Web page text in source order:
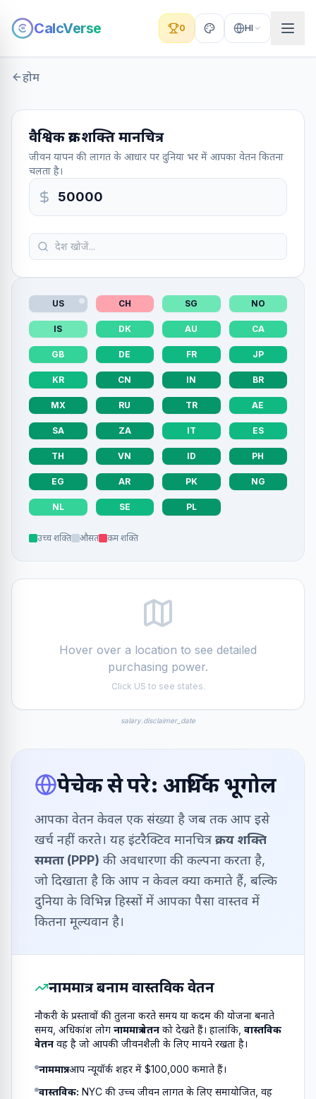
CalcVerse 0 HI
होम
वैश्विक क्रय शक्ति मानचित्र
जीवन यापन की लागत के आधार पर दुनिया भर में आपका वेतन कितना
चलता है।
US CH SG NO
IS DK AU CA
GB DE FR JP
KR CN IN BR
MX RU TR AE
SA ZA IT ES
TH VN ID PH
EG AR PK NG
NL SE PL
उच्च शक्ति औसत कम शक्ति
Hover over a location to see detailed
purchasing power.
Click US to see states.
salary.disclaimer_date
पेचेक से परे: आर्थिक भूगोल
आपका वेतन केवल एक संख्या है जब तक आप इसे
खर्च नहीं करते। यह इंटरैक्टिव मानचित्रक्रय शक्ति
समता (PPP) की अवधारणा की कल्पना करता है,
जो दिखाता है कि आप न केवल क्या कमाते हैं, बल्कि
दुनिया के विभिन्न हिस्सों में आपका पैसा वास्तव में
कितना मूल्यवान है।
नाममात्र बनाम वास्तविक वेतन
नौकरी के प्रस्तावों की तुलना करते समय या कदम की योजना बनाते
समय, अधिकांश लोग नाममात्र वेतन को देखते हैं। हालांकि, वास्तविक
वेतन वह है जो आपकी जीवनशैली के लिए मायने रखता है।
नाममात्र:आप न्यूयॉर्क शहर में $100,000 कमाते हैं।
वास्तविक: NYC की उच्च जीवन लागत के लिए समायोजित, वह